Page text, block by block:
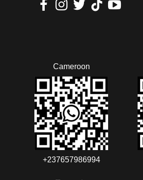
Cameroon
+237657986994‬‬